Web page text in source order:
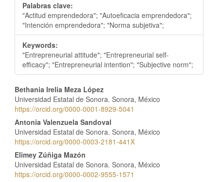
Palabras clave:
"Actitud emprendedora"; "Autoeficacia emprendedora";
"Intención emprendedora"; "Norma subjetiva";
Keywords:
"Entrepreneurial attitude"; "Entrepreneurial self-
efficacy"; "Entrepreneurial intention"; "Subjective norm";
Contenido
principal
del
artículo
Bethania Irelia Meza López
Universidad Estatal de Sonora. Sonora, México
https://orcid.org/0000-0001-8929-5041
Antonia Valenzuela Sandoval
Universidad Estatal de Sonora. Sonora, México
https://orcid.org/0000-0003-2181-441X
Elimey Zúñiga Mazón
Universidad Estatal de Sonora. Sonora, México
https://orcid.org/0000-0002-9555-1571